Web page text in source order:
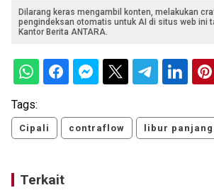
Dilarang keras mengambil konten, melakukan
pengindeksan otomatis untuk AI di situs web ini
Kantor Berita ANTARA.
Tags:
Cipali contraflow libur panjang
Terkait